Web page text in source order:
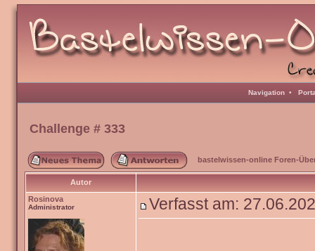
Navigation •
Challenge # 333
bastelwissen-online Foren-
Autor
Rosinova
Administrator Verfasst am: